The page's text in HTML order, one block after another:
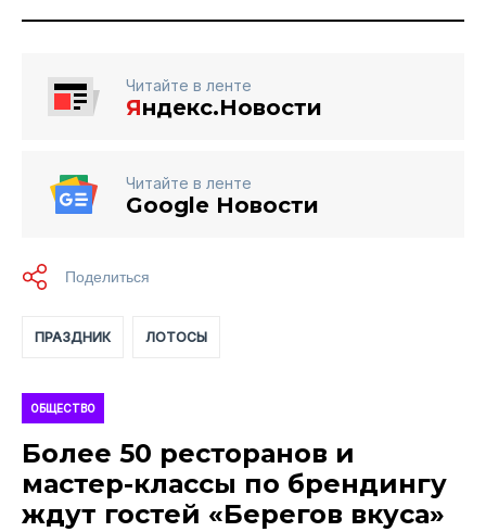
Читайте в ленте
Яндекс.Новости
Читайте в ленте
Google Новости
ПРАЗДНИК ЛОТОСЫ
ОБЩЕСТВО
Более 50 ресторанов и
мастер-классы по брендингу
ждут гостей «Берегов вкуса»